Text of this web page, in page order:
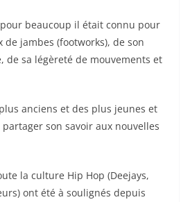
beaucoup il était connu pour
jambes (footworks), de son
de sa légèreté de mouvements et
anciens et des plus jeunes et
son savoir aux nouvelles
la culture Hip Hop (Deejays,
ont été à soulignés depuis